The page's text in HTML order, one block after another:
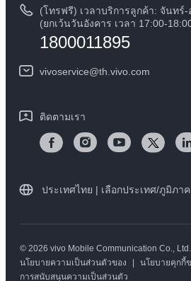
ดาวน์โหลด LUTs สำหรับการคืนค่า Log
ความยั่งยืน
(โทรฟรี) เวลาบริการลูกค้า: จันทร์
(ยกเว้นวันอังคาร เวลา 17:00-
1800011895
vivoservice@th.vivo.com
ติดตามเรา
ประเทศไทย | เลือกประเทศ/ภูมิภาค
© 2026 vivo Mobile Communication Co.,
นโยบายความเป็นส่วนตัวของ
นโยบายคุกกี้
การสนับสนุนความเป็นส่วนตัว